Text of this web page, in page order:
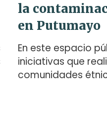
la
en Putumayo
En este espacio
iniciativas que
comunidades